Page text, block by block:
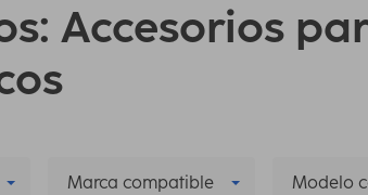
Accesorios
Marca compatible Modelo